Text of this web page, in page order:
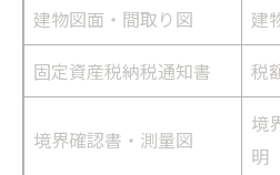
建物図面・間取り図
建
固定資産税納税通知書
税
境界確認書・測量図
境
明